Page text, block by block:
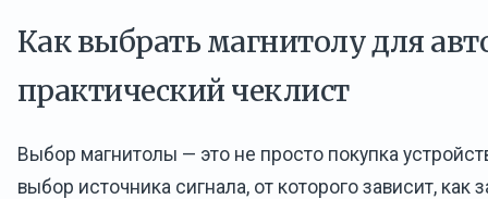
Как выбрать магнитолу для
практический чеклист
Выбор магнитолы — это не просто покупка
выбор источника сигнала, от которого зависит, как